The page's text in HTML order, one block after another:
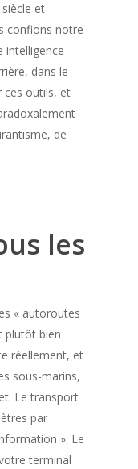
siècle et
confions notre
intelligence
dans le
ces outils, et
de
les
« autoroutes
plutôt bien
réellement, et
sous-marins,
Le transport
par
». Le
terminal